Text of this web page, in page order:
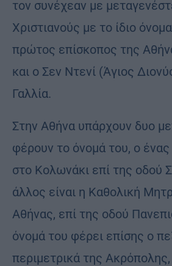
τον συνέχεαν με
Χριστιανούς με το ίδιο
πρώτος επίσκοπος της
και ο Σεν Ντενί (Άγιος
Γαλλία.
Στην Αθήνα υπάρχουν δυο
φέρουν το όνομά του, ο ένας
στο Κολωνάκι επί της οδού
άλλος είναι η Καθολική
Αθήνας, επί της οδού
όνομά του φέρει επίσης ο
περιμετρικά της